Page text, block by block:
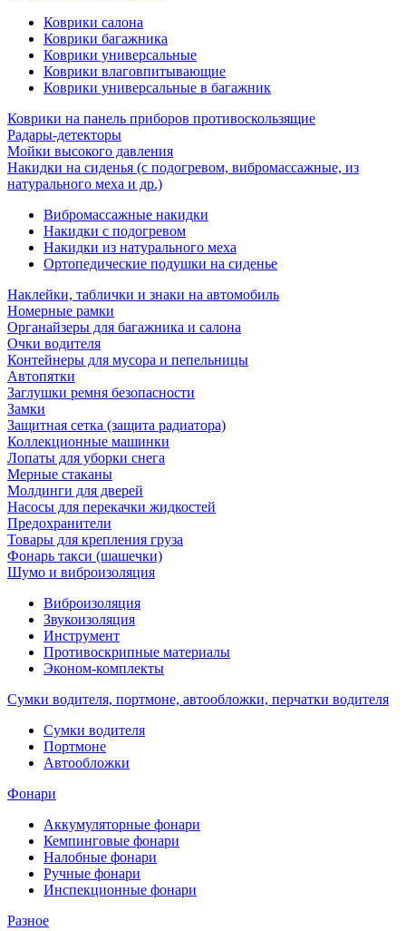
Коврики салона
Коврики багажника
Коврики универсальные
Коврики влаговпитывающие
Коврики универсальные в багажник
Коврики на панель приборов противоскользящие
Радары-детекторы
Мойки высокого давления
Накидки на сиденья (с подогревом, вибромассажные, из
натурального меха и др.)
Вибромассажные накидки
Накидки с подогревом
Накидки из натурального меха
Ортопедические подушки на сиденье
Наклейки, таблички и знаки на автомобиль
Номерные рамки
Органайзеры для багажника и салона
Очки водителя
Контейнеры для мусора и пепельницы
Автопятки
Заглушки ремня безопасности
Замки
Защитная сетка (защита радиатора)
Коллекционные машинки
Лопаты для уборки снега
Мерные стаканы
Молдинги для дверей
Насосы для перекачки жидкостей
Предохранители
Товары для крепления груза
Фонарь такси (шашечки)
Шумо и виброизоляция
Виброизоляция
Звукоизоляция
Инструмент
Противоскрипные материалы
Эконом-комплекты
Сумки водителя, портмоне, автообложки, перчатки водителя
Cумки водителя
Портмоне
Автообложки
Фонари
Аккумуляторные фонари
Кемпинговые фонари
Налобные фонари
Ручные фонари
Инспекционные фонари
Разное